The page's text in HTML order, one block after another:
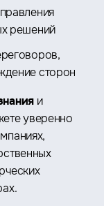
решений
сторон
и
уверенно